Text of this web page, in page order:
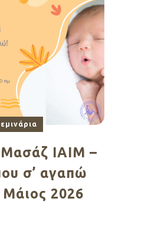
ΙΑΙΜ –
σ’ αγαπώ
Μάιος 2026